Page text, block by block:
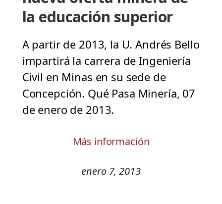
la educación superior
A partir de 2013, la U. Andrés Bello
impartirá la carrera de Ingeniería
Civil en Minas en su sede de
Concepción. Qué Pasa Minería, 07
de enero de 2013.
Más información
enero 7, 2013